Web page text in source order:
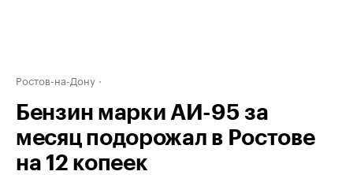
Ростов-на-Дону
Бензин марки АИ-95 за
месяц подорожал в Ростове
на 12 копеек